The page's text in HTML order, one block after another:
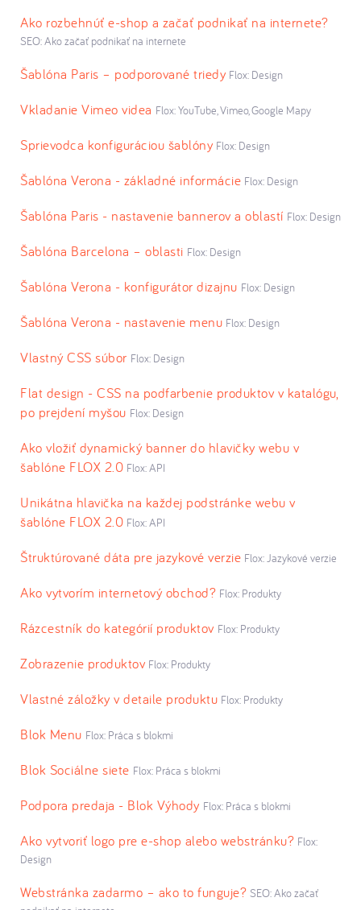
Ako rozbehnúť e-shop a začať podnikať na internete?
SEO: Ako začať podnikať na internete
Šablóna Paris – podporované triedy Flox: Design
Vkladanie Vimeo videa Flox: YouTube, Vimeo, Google Mapy
Sprievodca konfiguráciou šablóny Flox: Design
Šablóna Verona - základné informácie Flox: Design
Šablóna Paris - nastavenie bannerov a oblastí Flox: Design
Šablóna Barcelona – oblasti Flox: Design
Šablóna Verona - konfigurátor dizajnu Flox: Design
Šablóna Verona - nastavenie menu Flox: Design
Vlastný CSS súbor Flox: Design
Flat design - CSS na podfarbenie produktov v katalógu,
po prejdení myšou Flox: Design
Ako vložiť dynamický banner do hlavičky webu v
šablóne FLOX 2.0 Flox: API
Unikátna hlavička na každej podstránke webu v
šablóne FLOX 2.0 Flox: API
Štruktúrované dáta pre jazykové verzie Flox: Jazykové verzie
Ako vytvorím internetový obchod? Flox: Produkty
Rázcestník do kategórií produktov Flox: Produkty
Zobrazenie produktov Flox: Produkty
Vlastné záložky v detaile produktu Flox: Produkty
Blok Menu Flox: Práca s blokmi
Blok Sociálne siete Flox: Práca s blokmi
Podpora predaja - Blok Výhody Flox: Práca s blokmi
Ako vytvoriť logo pre e-shop alebo webstránku? Flox:
Design
Webstránka zadarmo – ako to funguje? SEO: Ako začať